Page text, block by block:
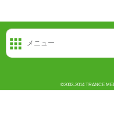
メニュー
©2002-2014 TRANCE